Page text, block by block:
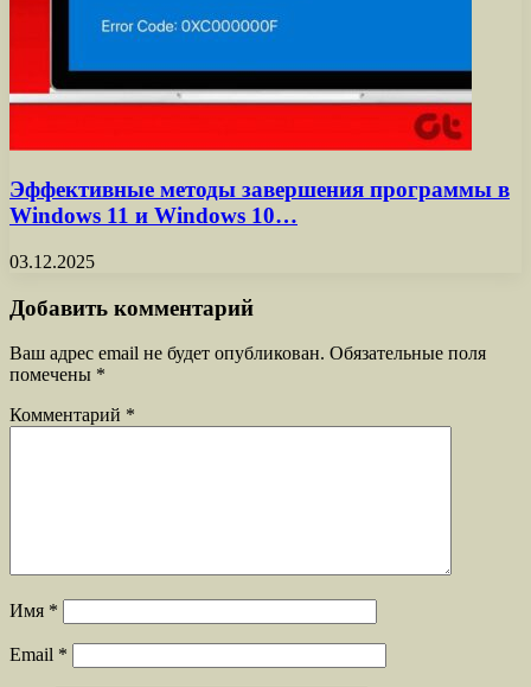
Эффективные методы завершения программы в
Windows 11 и Windows 10…
03.12.2025
Добавить комментарий
Ваш адрес email не будет опубликован. Обязательные поля
помечены *
Комментарий *
Имя *
Email *